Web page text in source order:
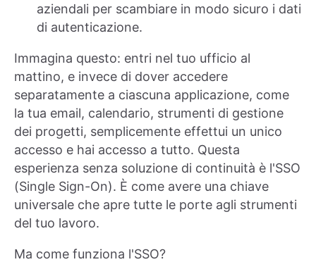
aziendali per scambiare in modo sicuro i dati
di autenticazione.
Immagina questo: entri nel tuo ufficio al
mattino, e invece di dover accedere
separatamente a ciascuna applicazione, come
la tua email, calendario, strumenti di gestione
dei progetti, semplicemente effettui un unico
accesso e hai accesso a tutto. Questa
esperienza senza soluzione di continuità è l'SSO
(Single Sign-On). È come avere una chiave
universale che apre tutte le porte agli strumenti
del tuo lavoro.
Ma come funziona l'SSO?